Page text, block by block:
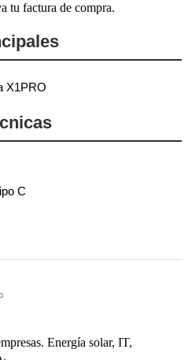
tu factura de compra.
X1PRO
C
Energía solar, IT,